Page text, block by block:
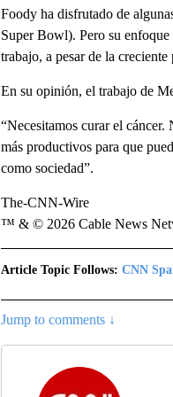
Foody ha disfrutado de
Super Bowl). Pero su
trabajo, a pesar de la
En su opinión, el trabajo de
“Necesitamos curar el
más productivos para que
como sociedad”.
The-CNN-Wire
™ & © 2026 Cable News
Article Topic Follows: CNN
Jump to comments ↓